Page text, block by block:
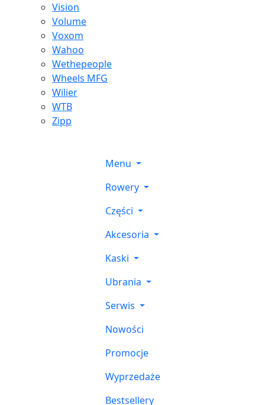
Vision
Volume
Voxom
Wahoo
Wethepeople
Wheels MFG
Wilier
WTB
Zipp
Menu
Rowery
Części
Akcesoria
Kaski
Ubrania
Serwis
Nowości
Promocje
Wyprzedaże
Bestsellery